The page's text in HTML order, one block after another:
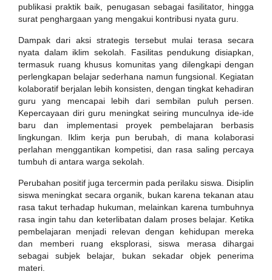
publikasi praktik baik, penugasan sebagai fasilitator, hingga
surat penghargaan yang mengakui kontribusi nyata guru.
Dampak dari aksi strategis tersebut mulai terasa secara
nyata dalam iklim sekolah. Fasilitas pendukung disiapkan,
termasuk ruang khusus komunitas yang dilengkapi dengan
perlengkapan belajar sederhana namun fungsional. Kegiatan
kolaboratif berjalan lebih konsisten, dengan tingkat kehadiran
guru yang mencapai lebih dari sembilan puluh persen.
Kepercayaan diri guru meningkat seiring munculnya ide-ide
baru dan implementasi proyek pembelajaran berbasis
lingkungan. Iklim kerja pun berubah, di mana kolaborasi
perlahan menggantikan kompetisi, dan rasa saling percaya
tumbuh di antara warga sekolah.
Perubahan positif juga tercermin pada perilaku siswa. Disiplin
siswa meningkat secara organik, bukan karena tekanan atau
rasa takut terhadap hukuman, melainkan karena tumbuhnya
rasa ingin tahu dan keterlibatan dalam proses belajar. Ketika
pembelajaran menjadi relevan dengan kehidupan mereka
dan memberi ruang eksplorasi, siswa merasa dihargai
sebagai subjek belajar, bukan sekadar objek penerima
materi.